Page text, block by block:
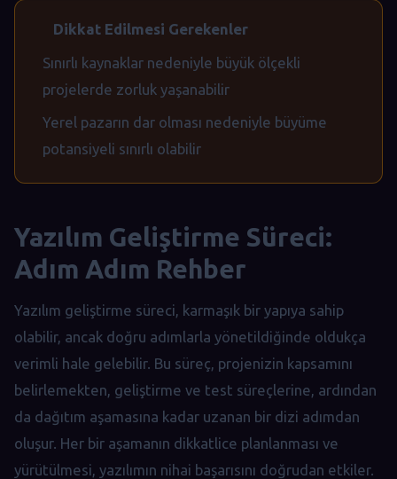
Dikkat Edilmesi Gerekenler
Sınırlı kaynaklar nedeniyle büyük ölçekli
projelerde zorluk yaşanabilir
Yerel pazarın dar olması nedeniyle büyüme
potansiyeli sınırlı olabilir
Yazılım Geliştirme Süreci:
Adım Adım Rehber
Yazılım geliştirme süreci, karmaşık bir yapıya sahip
olabilir, ancak doğru adımlarla yönetildiğinde oldukça
verimli hale gelebilir. Bu süreç, projenizin kapsamını
belirlemekten, geliştirme ve test süreçlerine, ardından
da dağıtım aşamasına kadar uzanan bir dizi adımdan
oluşur. Her bir aşamanın dikkatlice planlanması ve
yürütülmesi, yazılımın nihai başarısını doğrudan etkiler.